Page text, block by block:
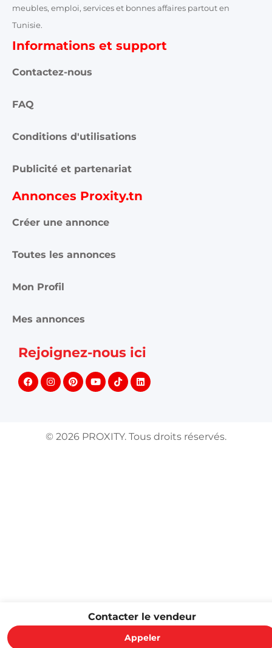
Contacter le vendeur
Appeler
meubles, emploi, services et bonnes affaires partout en
Tunisie.
Informations et support
Contactez-nous
FAQ
Conditions d'utilisations
Publicité et partenariat
Annonces Proxity.tn
Créer une annonce
Toutes les annonces
Mon Profil
Mes annonces
Rejoignez-nous ici
© 2026 PROXITY. Tous droits réservés.